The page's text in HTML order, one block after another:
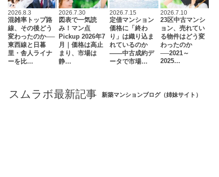
2026.8.3
混雑率トップ路
線、その後どう
変わったのか──
東西線と日暮
里・舎人ライナ
ーを比…
2026.7.30
図表で一気読
み！マン点
Pickup 2026年7
月｜価格は高止
まり、市場は
静…
2026.7.15
定借マンション
価格に「終わ
り」は織り込ま
れているのか
――中古成約デ
ータで市場…
2026.7.10
23区中古マンシ
ョン、売れてい
る物件はどう変
わったのか
──2021～
2025…
スムラボ最新記事 新築マンションブログ（姉妹サイト）